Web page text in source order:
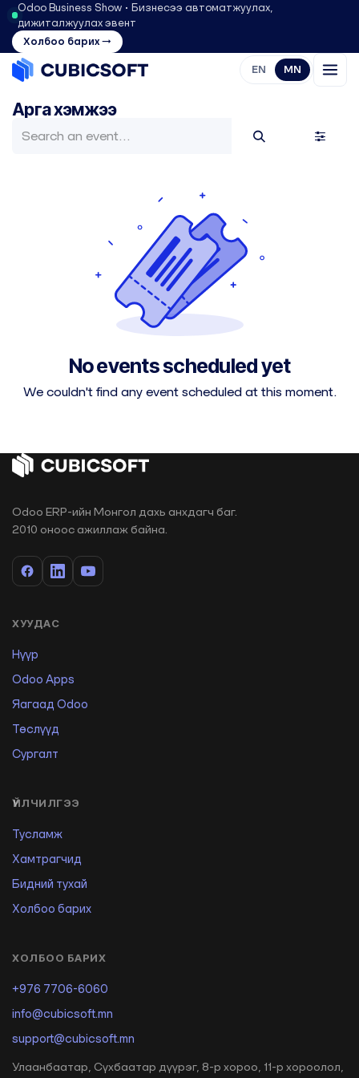
Odoo Business Show • Бизнесээ автоматжуулах,
дижиталжуулах эвент
Холбоо барих →
EN MN
Арга хэмжээ
No events scheduled yet
We couldn't find any event scheduled at this moment.
Odoo ERP-ийн Монгол дахь анхдагч баг.
2010 оноос ажиллаж байна.
ХУУДАС
Нүүр
Odoo Apps
Яагаад Odoo
Төслүүд
Сургалт
ҮЙЛЧИЛГЭЭ
Тусламж
Хамтрагчид
Бидний тухай
Холбоо барих
ХОЛБОО БАРИХ
+976 7706-6060
info@cubicsoft.mn
support@cubicsoft.mn
Улаанбаатар, Сүхбаатар дүүрэг, 8-р хороо, 11-р хороолол,